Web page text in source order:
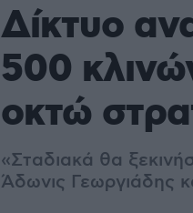
Δίκτυο
500
οκτώ
«Σταδιακά θα
Άδωνις Γεωργιάδης